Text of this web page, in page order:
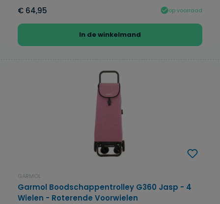
€ 64,95 op voorraad
In de winkelmand
GARMOL
Garmol Boodschappentrolley G360 Jasp - 4
Wielen - Roterende Voorwielen